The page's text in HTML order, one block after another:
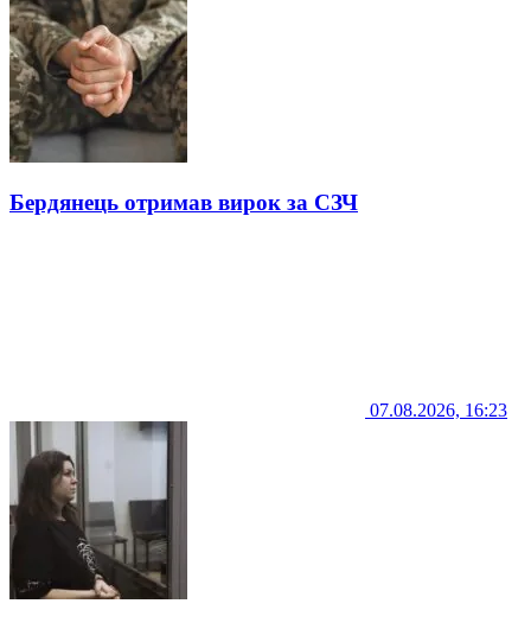
Бердянець отримав вирок за СЗЧ
07.08.2026, 16:23